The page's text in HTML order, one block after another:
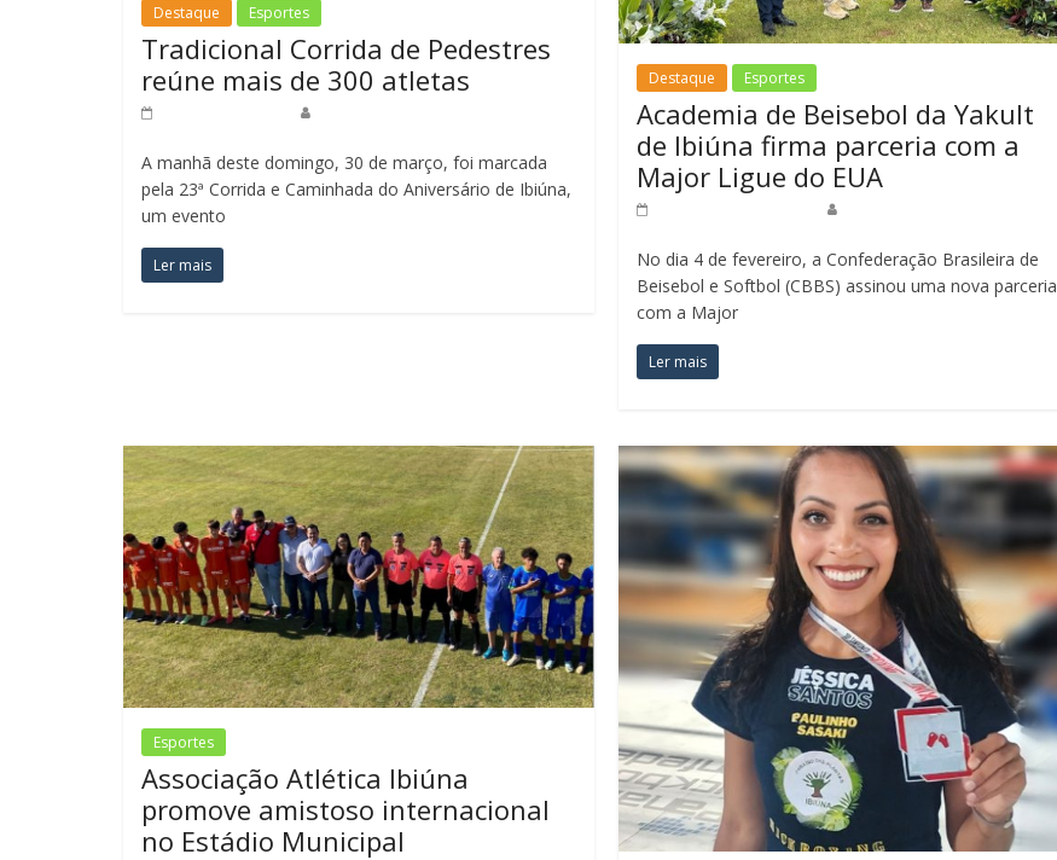
Destaque Esportes
Tradicional Corrida de Pedestres
reúne mais de 300 atletas
A manhã deste domingo, 30 de março, foi marcada
pela 23ª Corrida e Caminhada do Aniversário de Ibiúna,
um evento
Ler mais
Destaque Esportes
Academia de Beisebol da Yakult
de Ibiúna firma parceria com a
Major Ligue do EUA
No dia 4 de fevereiro, a Confederação Brasileira de
Beisebol e Softbol (CBBS) assinou uma nova parceria
com a Major
Ler mais
Esportes
Associação Atlética Ibiúna
promove amistoso internacional
no Estádio Municipal